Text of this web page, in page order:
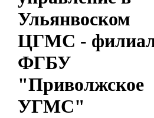
Ульянвоском
ЦГМС -
ФГБУ
"Приволжское
УГМС"